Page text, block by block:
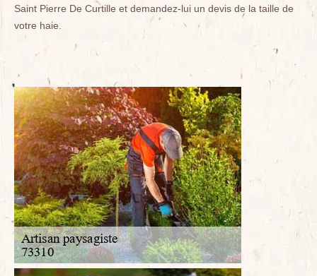
Saint Pierre De Curtille et demandez-lui un devis de la taille de
votre haie.